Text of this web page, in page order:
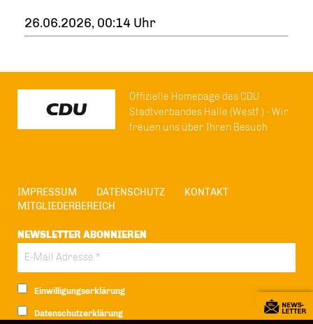
26.06.2026, 00:14 Uhr
Offizielle Homepage des CDU
Stadtverbandes Halle (Westf.) - Wir
freuen uns über Ihren Besuch
IMPRESSUM DATENSCHUTZ
KONTAKT
MITGLIEDERBEREICH
NEWSLETTER ABONNIEREN
Einwilligungserklärung
Datenschutzerklärung